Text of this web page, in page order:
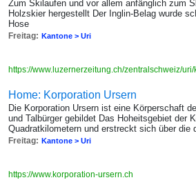
Zum Skilaufen und vor allem anfänglich zum
Holzskier hergestellt Der Inglin-Belag wurde
Hose
Freitag: Kantone > Uri
https://www.luzernerzeitung.ch/zentralschweiz/
Home: Korporation Ursern
Die Korporation Ursern ist eine Körperschaft
und Talbürger gebildet Das Hoheitsgebiet der
Quadratkilometern und erstreckt sich über die
Freitag: Kantone > Uri
https://www.korporation-ursern.ch